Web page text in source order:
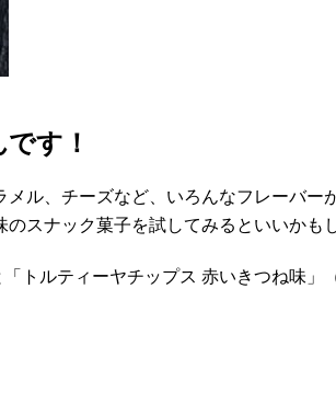
す！
ル、チーズなど、いろんなフレーバ
スナック菓子を試してみるといいかも
トルティーヤチップス 赤いきつね味